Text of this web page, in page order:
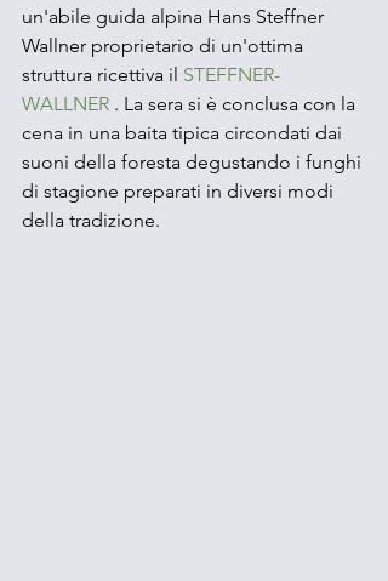
un'abile guida alpina Hans Steffner
Wallner proprietario di un'ottima
struttura ricettiva il STEFFNER-
WALLNER . La sera si è conclusa con la
cena in una baita tipica circondati dai
suoni della foresta degustando i funghi
di stagione preparati in diversi modi
della tradizione.